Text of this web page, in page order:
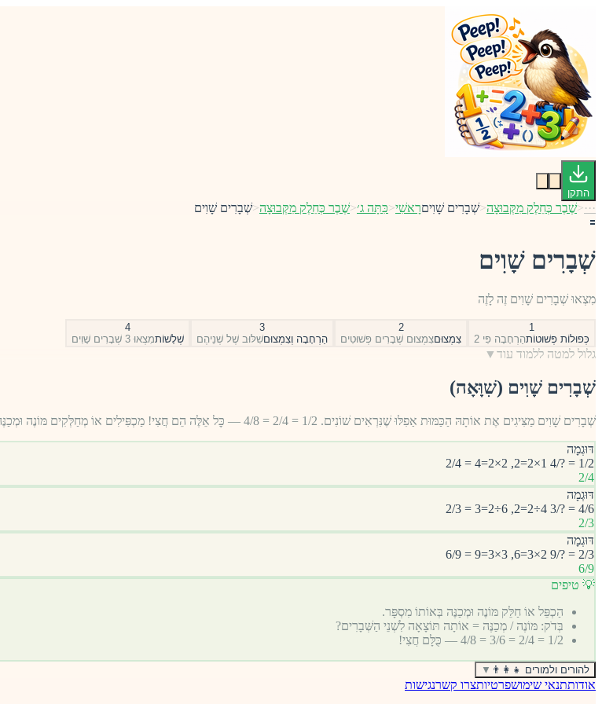
התקן
···
<שֶׁבֶר כְּחֵלֶק מִקְּבוּצָה<שְׁבָרִים שָׁוִיםרָאשִׁי<כִּתָּה ג׳<שֶׁבֶר כְּחֵלֶק מִקְּבוּצָה<שְׁבָרִים שָׁוִים
🟰
שְׁבָרִים שָׁוִים
מִצְאוּ שְׁבָרִים שָׁוִים זֶה לָזֶה
1
כְּפוּלוֹת פְּשׁוּטוֹתהַרְחָבָה פִּי 2
2
צִמְצוּםצִמְצוּם שְׁבָרִים פְּשׁוּטִים
3
הַרְחָבָה וְצִמְצוּםשִׁלּוּב שֶׁל שְׁנֵיהֶם
4
שְׁלָשׁוֹתמִצְאוּ 3 שְׁבָרִים שָׁוִים
גלול למטה ללמוד עוד ▼
שְׁבָרִים שָׁוִים (שִׁוָּאָה)
שְׁבָרִים שָׁוִים מַצִּיגִים אֶת אוֹתָהּ הַכַּמּוּת אַפִלּוּ שֶׁנִּרְאִים שׁוֹנִים. 1/2 = 2/4 = 4/8 — כׇּל אֵלֶּה הֵם חֲצִי! מַכְפִּילִים אוֹ מְחַלְּקִים מּוֹנֶה וּמְכַנֶּה בְּאוֹתוֹ מִסְפָּר.
דּוּגְמָה
1/2 = ?/4 1×2=2, 2×2=4 = 2/4
2/4
דּוּגְמָה
4/6 = ?/3 4÷2=2, 6÷2=3 = 2/3
2/3
דּוּגְמָה
2/3 = ?/9 2×3=6, 3×3=9 = 6/9
6/9
💡 טיפים
הַכְפֵּל אוֹ חַלֵּק מּוֹנֶה וּמְכַנֶּה בְּאוֹתוֹ מִסְפָּר.
בְּדֹק: מּוֹנֶה / מְכַנֶּה = אוֹתָה תּוֹצָאָה לִשְׁנֵי הַשְּׁבָרִים?
1/2 = 2/4 = 3/6 = 4/8 — כֻּלָּם חֲצִי!
להורים ולמורים 👨‍👩‍👧 ▼
אודותתנאי שימושפרטיותצרו קשרנגישות